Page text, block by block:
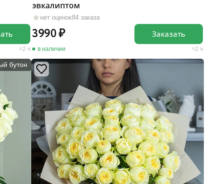
2 ч
нет оценок84 заказа
эвкалиптом
3990
в наличии 2 ч
Заказать
бутон